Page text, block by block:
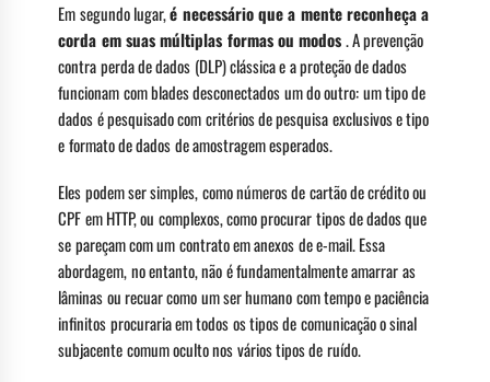
Em segundo lugar,é necessário que a mente reconheça a
corda em suas múltiplas formas ou modos. A prevenção
contra perda de dados (DLP) clássica e a proteção de dados
funcionam com blades desconectados um do outro: um tipo de
dados é pesquisado com critérios de pesquisa exclusivos e tipo
e formato de dados de amostragem esperados.
Eles podem ser simples, como números de cartão de crédito ou
CPF em HTTP, ou complexos, como procurar tipos de dados que
se pareçam com um contrato em anexos de e-mail. Essa
abordagem, no entanto, não é fundamentalmente amarrar as
lâminas ou recuar como um ser humano com tempo e paciência
infinitos procuraria em todos os tipos de comunicação o sinal
subjacente comum oculto nos vários tipos de ruído.